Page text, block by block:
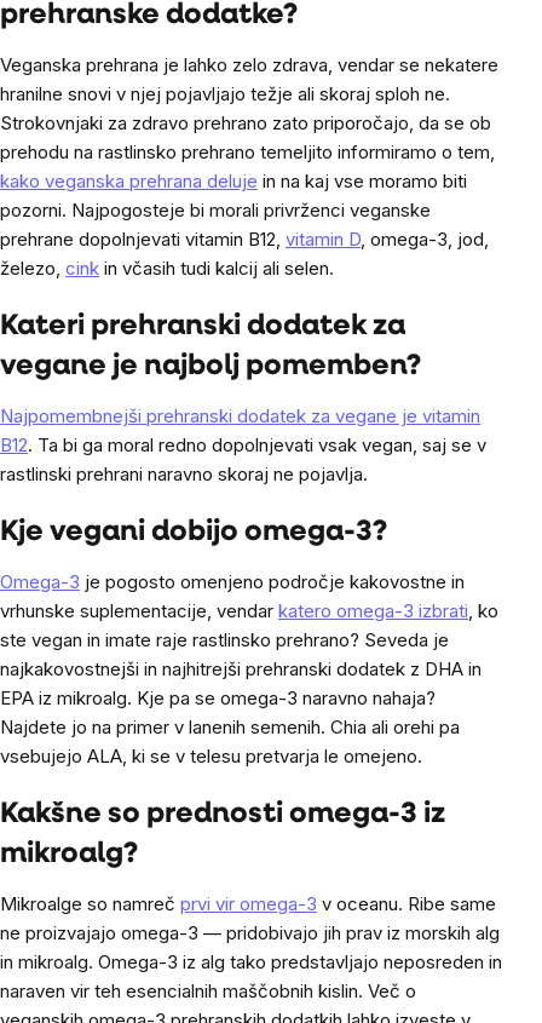
prehranske dodatke?
Veganska prehrana je lahko zelo zdrava, vendar se nekatere
hranilne snovi v njej pojavljajo težje ali skoraj sploh ne.
Strokovnjaki za zdravo prehrano zato priporočajo, da se ob
prehodu na rastlinsko prehrano temeljito informiramo o tem,
kako veganska prehrana deluje in na kaj vse moramo biti
pozorni. Najpogosteje bi morali privrženci veganske
prehrane dopolnjevati vitamin B12, vitamin D, omega-3, jod,
železo, cink in včasih tudi kalcij ali selen.
Kateri prehranski dodatek za
vegane je najbolj pomemben?
Najpomembnejši prehranski dodatek za vegane je vitamin
B12. Ta bi ga moral redno dopolnjevati vsak vegan, saj se v
rastlinski prehrani naravno skoraj ne pojavlja.
Kje vegani dobijo omega-3?
Omega-3 je pogosto omenjeno področje kakovostne in
vrhunske suplementacije, vendar katero omega-3 izbrati, ko
ste vegan in imate raje rastlinsko prehrano? Seveda je
najkakovostnejši in najhitrejši prehranski dodatek z DHA in
EPA iz mikroalg. Kje pa se omega-3 naravno nahaja?
Najdete jo na primer v lanenih semenih. Chia ali orehi pa
vsebujejo ALA, ki se v telesu pretvarja le omejeno.
Kakšne so prednosti omega-3 iz
mikroalg?
Mikroalge so namreč prvi vir omega-3 v oceanu. Ribe same
ne proizvajajo omega-3 — pridobivajo jih prav iz morskih alg
in mikroalg. Omega-3 iz alg tako predstavljajo neposreden in
naraven vir teh esencialnih maščobnih kislin. Več o